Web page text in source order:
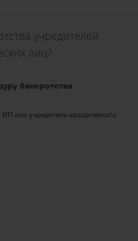
учредителей
лиц?
банкротства
ИП или учредитель юридического